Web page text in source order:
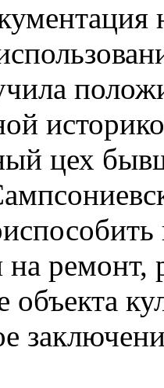
цех
на ремонт,
объекта